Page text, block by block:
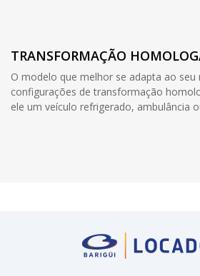
TRANSFORMAÇÃO
O modelo que melhor se adapta ao seu
configurações de transformação
ele um veículo refrigerado, ambulância